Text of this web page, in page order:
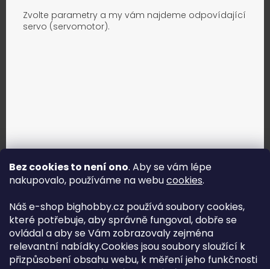
Bez cookies to není ono. Aby se vám lépe
nakupovalo, používáme na webucookies.
Náš e-shop bighobby.cz používá soubory cookies,
které potřebuje, aby správně fungoval, dobře se
ovládal a aby se Vám zobrazovaly zejména
relevantní nabídky.Cookies jsou soubory sloužící k
přizpůsobení obsahu webu, k měření jeho funkčnosti
Zvolte parametry a my vám najdeme odpovídající
servo (servomotor).
Jak vybrat správné servo?
Najít správné servo